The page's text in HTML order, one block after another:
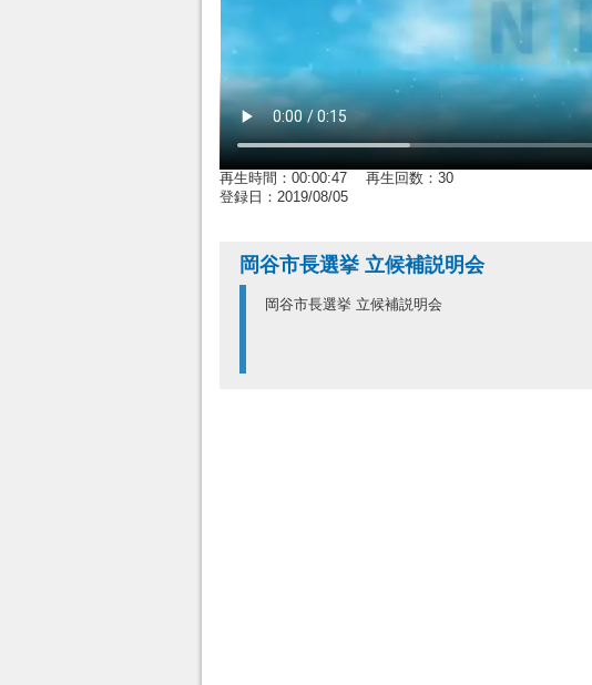
再生時間：00:00:47 再生回数：30
登録日：2019/08/05
岡谷市長選挙 立候補説明会
岡谷市長選挙 立候補説明会